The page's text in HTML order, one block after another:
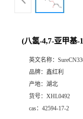
(八氢-4,7-亚甲基-
英文名称：
品牌： 鑫红利
产地： 湖北
货号： XHL0492
cas： 42594-17-2